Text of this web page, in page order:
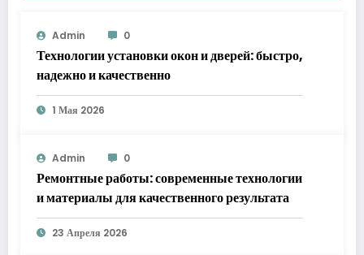
Admin 0
Технологии установки окон и дверей: быстро,
надежно и качественно
1 Мая 2026
Admin 0
Ремонтные работы: современные технологии
и материалы для качественного результата
23 Апреля 2026